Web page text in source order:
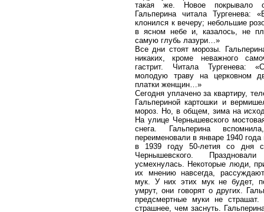
такая же. Новое покрывало
Гальперина читала Тургенева:
клонился к вечеру; небольшие
в ясном небе и, казалось, не
самую глубь лазури…»
Все дни стоят морозы.
никаких, кроме неважного
гастрит. Читала Тургенева:
молодую траву на церковном
платки женщин…»
Сегодня уплачено за квартиру,
Гальпериной картошки и
мороз. Но, в общем, зима на
На улице Чернышевского
снега. Гальперина
переименовали в январе 1940
в 1939 году 50-летия со дня
Чернышевского.
усмехнулась. Некоторые люди,
их мнению навсегда,
мук. У них этих мук не будет,
умрут, они говорят о других.
предсмертные муки не
страшнее, чем заснуть.